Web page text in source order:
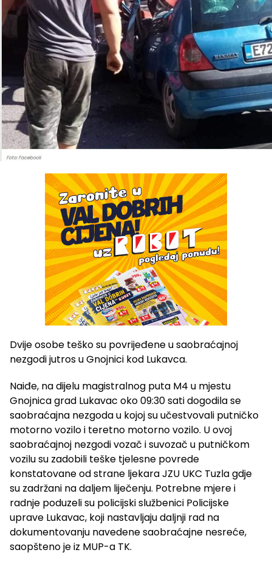
Dvije osobe teško su povrijeđene u saobraćajnoj
nezgodi jutros u Gnojnici kod Lukavca.
Naiđe, na dijelu magistralnog puta M4 u mjestu
Gnojnica grad Lukavac oko 09:30 sati dogodila se
saobraćajna nezgoda u kojoj su učestvovali putničko
motorno vozilo i teretno motorno vozilo. U ovoj
saobraćajnoj nezgodi vozač i suvozač u putničkom
vozilu su zadobili teške tjelesne povrede
konstatovane od strane ljekara JZU UKC Tuzla gdje
su zadržani na daljem liječenju. Potrebne mjere i
radnje poduzeli su policijski službenici Policijske
uprave Lukavac, koji nastavljaju daljnji rad na
dokumentovanju navedene saobraćajne nesreće,
saopšteno je iz MUP-a TK.